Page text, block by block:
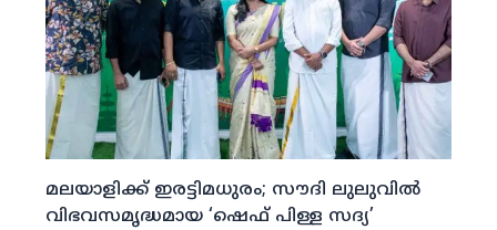
മലയാളിക്ക് ഇരട്ടിമധുരം; സൗദി ലുലുവില്‍
വിഭവസമൃദ്ധമായ ‘ഷെഫ് പിള്ള സദ്യ’